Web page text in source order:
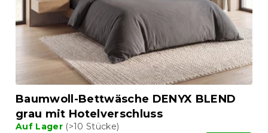
u
n
k
Baumwoll-Bettwäsche DENYX BLEND
grau mit Hotelverschluss
Auf Lager (>10 Stücke)